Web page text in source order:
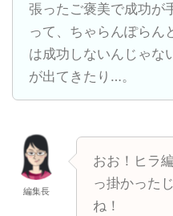
張ったご褒美で成功が
って、ちゃらんぽらん
は成功しないんじゃな
が出てきたり…。
編集長
おお！ヒラ
っ掛かった
ね！